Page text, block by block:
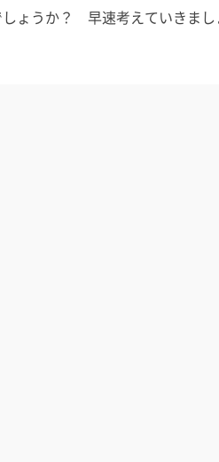
ょうか？ 早速考えていきまし